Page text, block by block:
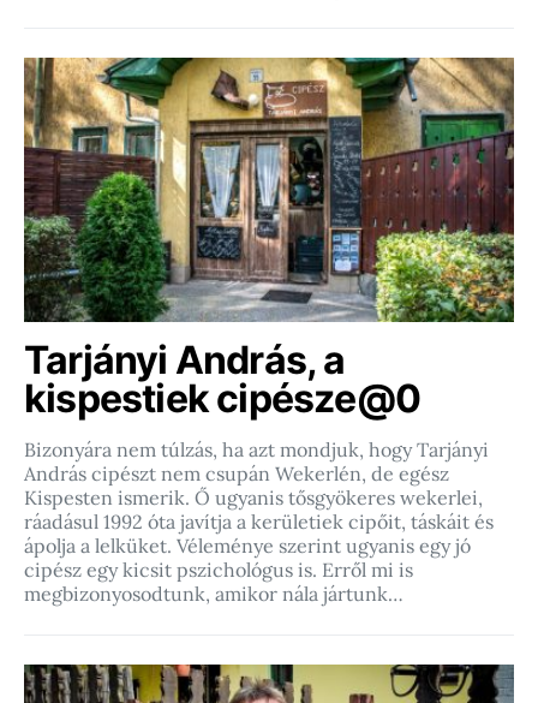
Tarjányi András, a
kispestiek cipésze@0
Bizonyára nem túlzás, ha azt mondjuk, hogy Tarjányi
András cipészt nem csupán Wekerlén, de egész
Kispesten ismerik. Ő ugyanis tősgyökeres wekerlei,
ráadásul 1992 óta javítja a kerületiek cipőit, táskáit és
ápolja a lelküket. Véleménye szerint ugyanis egy jó
cipész egy kicsit pszichológus is. Erről mi is
megbizonyosodtunk, amikor nála jártunk…